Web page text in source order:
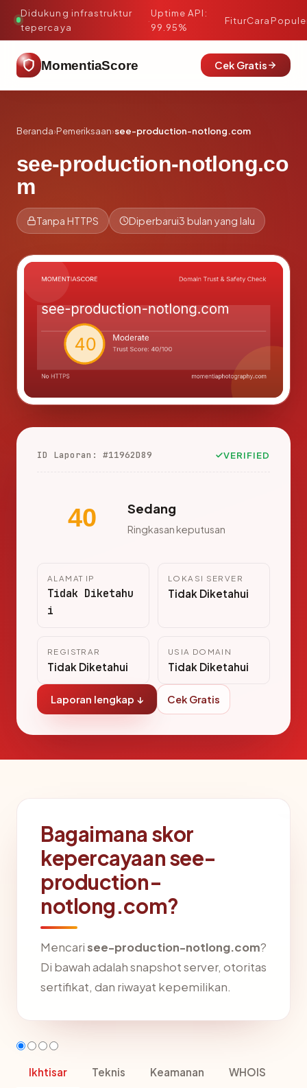
Didukung infrastruktur
tepercaya
·
Uptime API:
99.95%
FiturCara
MomentiaScore Cek Gratis
Beranda›Pemeriksaan›see-production-notlong.com
see-production-notlong.co
m
Tanpa HTTPS Diperbarui3 bulan yang lalu
ID Laporan: #11962D89 VERIFIED
40 Sedang
Ringkasan keputusan
ALAMAT IP
Tidak Diketahu
i
LOKASI SERVER
Tidak Diketahui
REGISTRAR
Tidak Diketahui
USIA DOMAIN
Tidak Diketahui
Laporan lengkap ↓ Cek Gratis
Bagaimana skor
kepercayaan see-
production-
notlong.com?
Mencarisee-production-notlong.com?
Di bawah adalah snapshot server, otoritas
sertifikat, dan riwayat kepemilikan.
Ikhtisar Teknis Keamanan WHOIS